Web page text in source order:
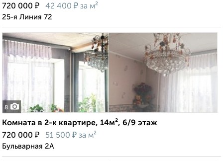
720 000 ₽ 42 400 ₽ за м²
25-я Линия 72
8
Комната в 2-к квартире, 14м², 6/9 этаж
720 000 ₽ 51 500 ₽ за м²
Бульварная 2А